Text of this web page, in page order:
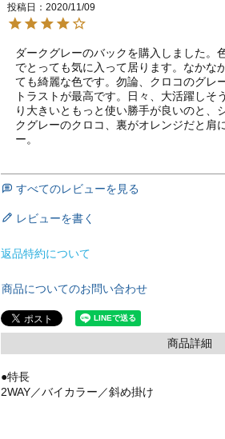
投稿日
2020/11/09
ダークグレーのバックを購入しました。
でとっても気に入って居ります。なかな
ても綺麗な色です。勿論、クロコのグレ
トラストが最高です。日々、大活躍しそ
り大きいともっと使い勝手が良いのと、
クグレーのクロコ、裏がオレンジだと肩
ー。
すべてのレビューを見る
レビューを書く
返品特約について
商品についてのお問い合わせ
商品詳細
●特長
2WAY／バイカラー／斜め掛け